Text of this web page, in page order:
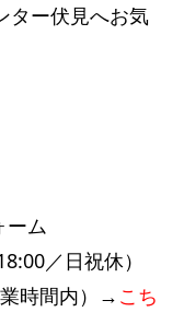
ター伏見へお気
ーム
／日祝休）
時間内）→ こち